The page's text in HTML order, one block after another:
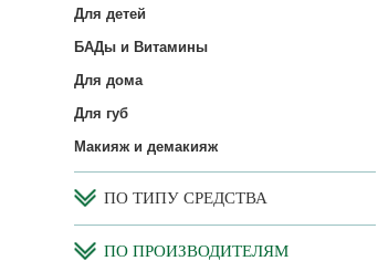
Для детей
БАДы и Витамины
Для дома
Для губ
Макияж и демакияж
ПО ТИПУ СРЕДСТВА
ПО ПРОИЗВОДИТЕЛЯМ